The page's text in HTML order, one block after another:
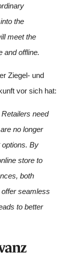
the
meet the
and offline.
Ziegel- und
vor sich hat:
need
no longer
By
store to
both
seamless
to better